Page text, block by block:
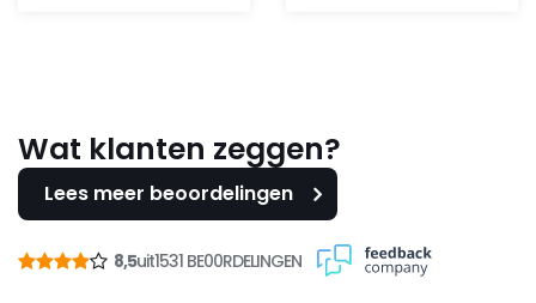
Wat klanten zeggen?
Lees meer beoordelingen
8,5uit1531 BE00RDELINGEN